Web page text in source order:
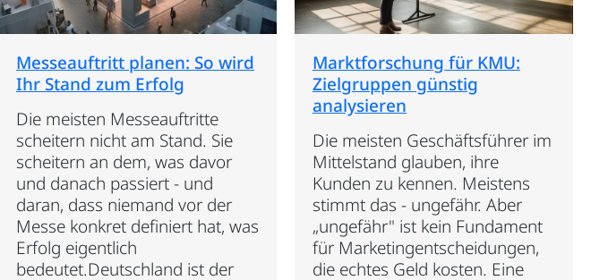
Messeauftritt planen: So wird
Ihr Stand zum Erfolg
Die meisten Messeauftritte
scheitern nicht am Stand. Sie
scheitern an dem, was davor
und danach passiert - und
daran, dass niemand vor der
Messe konkret definiert hat, was
Erfolg eigentlich
bedeutet.Deutschland ist der
Marktforschung für KMU:
Zielgruppen günstig
analysieren
Die meisten Geschäftsführer im
Mittelstand glauben, ihre
Kunden zu kennen. Meistens
stimmt das - ungefähr. Aber
„ungefähr" ist kein Fundament
für Marketingentscheidungen,
die echtes Geld kosten. Eine